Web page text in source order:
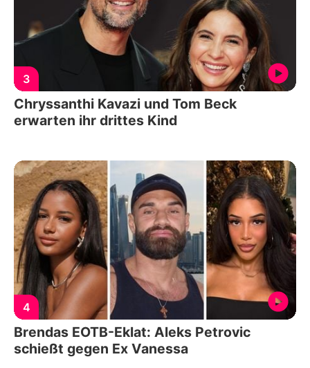
3
Chryssanthi Kavazi und Tom Beck
erwarten ihr drittes Kind
4
Brendas EOTB-Eklat: Aleks Petrovic
schießt gegen Ex Vanessa